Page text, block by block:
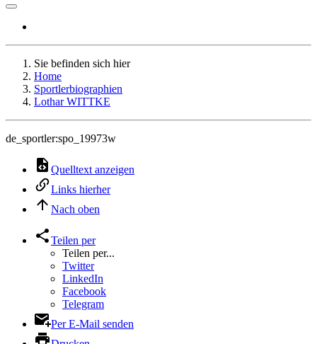
Sie befinden sich hier
Home
Sportlerbiographien
Lothar WITTKE
de_sportler:spo_19973w
Quelltext anzeigen
Links hierher
Nach oben
Teilen per
Teilen per...
Twitter
LinkedIn
Facebook
Telegram
Per E-Mail senden